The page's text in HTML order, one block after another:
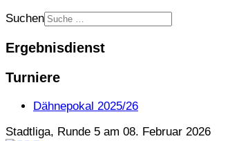
Suchen
Ergebnisdienst
Turniere
Dähnepokal 2025/26
Stadtliga, Runde 5 am 08. Februar 2026